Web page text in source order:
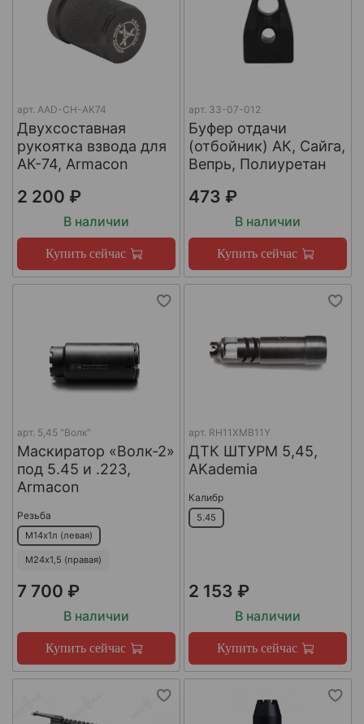
арт. AAD-CH-AK74
Двухсоставная
рукоятка взвода для
АК-74, Armacon
2 200 ₽
В наличии
Купить сейчас
арт. 33-07-012
Буфер отдачи
(отбойник) АК, Сайга,
Вепрь, Полиуретан
473 ₽
В наличии
Купить сейчас
арт. 5,45 "Волк"
Маскиратор «Волк-2»
под 5.45 и .223,
Armacon
Резьба
М14х1л (левая)
М24х1,5 (правая)
7 700 ₽
В наличии
Купить сейчас
арт. RH11XMB11Y
ДТК ШТУРМ 5,45,
AKademia
Калибр
5.45
2 153 ₽
В наличии
Купить сейчас